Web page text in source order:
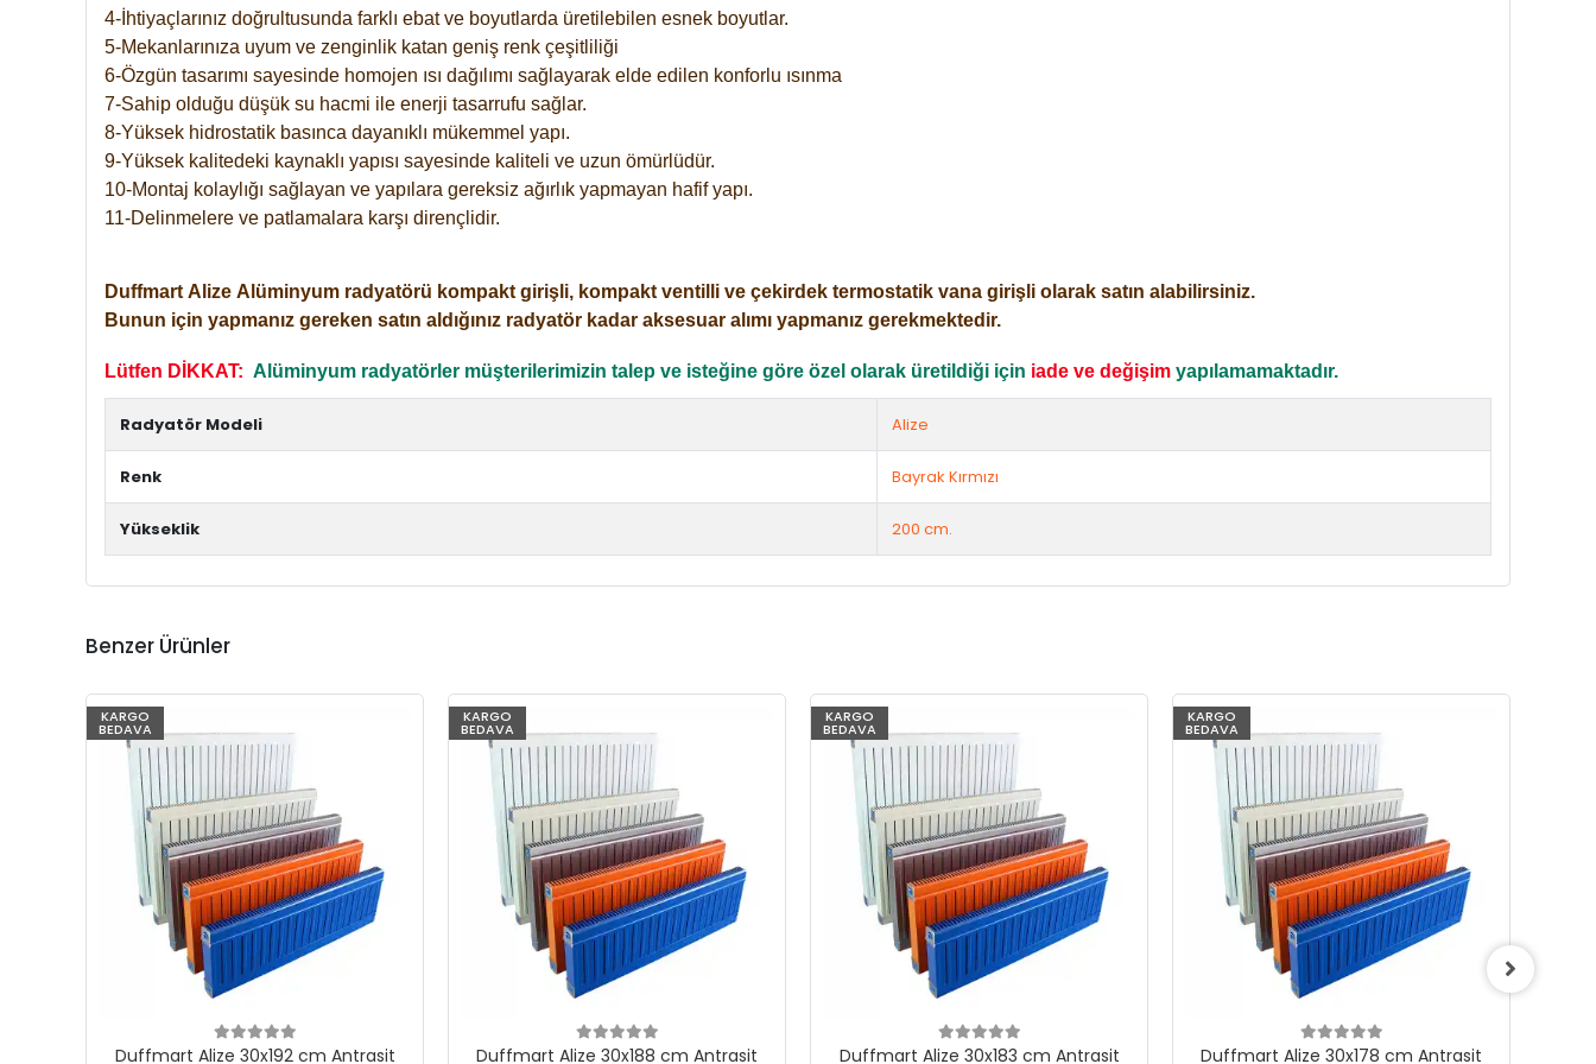
4-İhtiyaçlarınız doğrultusunda farklı ebat ve boyutlarda üretilebilen esnek boyutlar.
5-Mekanlarınıza uyum ve zenginlik katan geniş renk çeşitliliği
6-Özgün tasarımı sayesinde homojen ısı dağılımı sağlayarak elde edilen konforlu ısınma
7-Sahip olduğu düşük su hacmi ile enerji tasarrufu sağlar.
8-Yüksek hidrostatik basınca dayanıklı mükemmel yapı.
9-Yüksek kalitedeki kaynaklı yapısı sayesinde kaliteli ve uzun ömürlüdür.
10-Montaj kolaylığı sağlayan ve yapılara gereksiz ağırlık yapmayan hafif yapı.
11-Delinmelere ve patlamalara karşı dirençlidir.
Duffmart Alize Alüminyum radyatörü kompakt girişli, kompakt ventilli ve çekirdek termostatik vana girişli olarak satın alabilirsiniz.
Bunun için yapmanız gereken satın aldığınız radyatör kadar aksesuar alımı yapmanız gerekmektedir.
Lütfen DİKKAT: Alüminyum radyatörler müşterilerimizin talep ve isteğine göre özel olarak üretildiği için iade ve değişim yapılamamaktadır.
Radyatör Modeli Alize
Renk Bayrak Kırmızı
Yükseklik 200 cm.
Benzer Ürünler
KARGO
BEDAVA
Duffmart Alize 30x192 cm Antrasit
KARGO
BEDAVA
Duffmart Alize 30x188 cm Antrasit
KARGO
BEDAVA
Duffmart Alize 30x183 cm Antrasit
KARGO
BEDAVA
Duffmart Alize 30x178 cm Antrasit